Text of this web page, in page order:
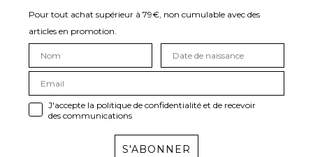
Pour tout achat supérieur à 79€, non cumulable avec des
articles en promotion.
J'accepte la politique de confidentialité et de recevoir
des communications
S'ABONNER